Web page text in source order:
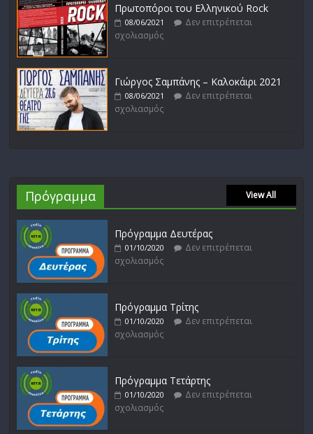
Πρωτοπόροι του Ελληνικού Rock
08/06/2021
Δεν επιτρέπεται
σχολιασμός
Γιώργος Σαμπάνης – Καλοκάιρι 2021
08/06/2021
Δεν επιτρέπεται
σχολιασμός
Πρόγραμμα View All
Πρόγραμμα Δευτέρας
01/10/2020
Δεν επιτρέπεται
σχολιασμός
Πρόγραμμα Τρίτης
01/10/2020
Δεν επιτρέπεται
σχολιασμός
Πρόγραμμα Τετάρτης
01/10/2020
Δεν επιτρέπεται
σχολιασμός